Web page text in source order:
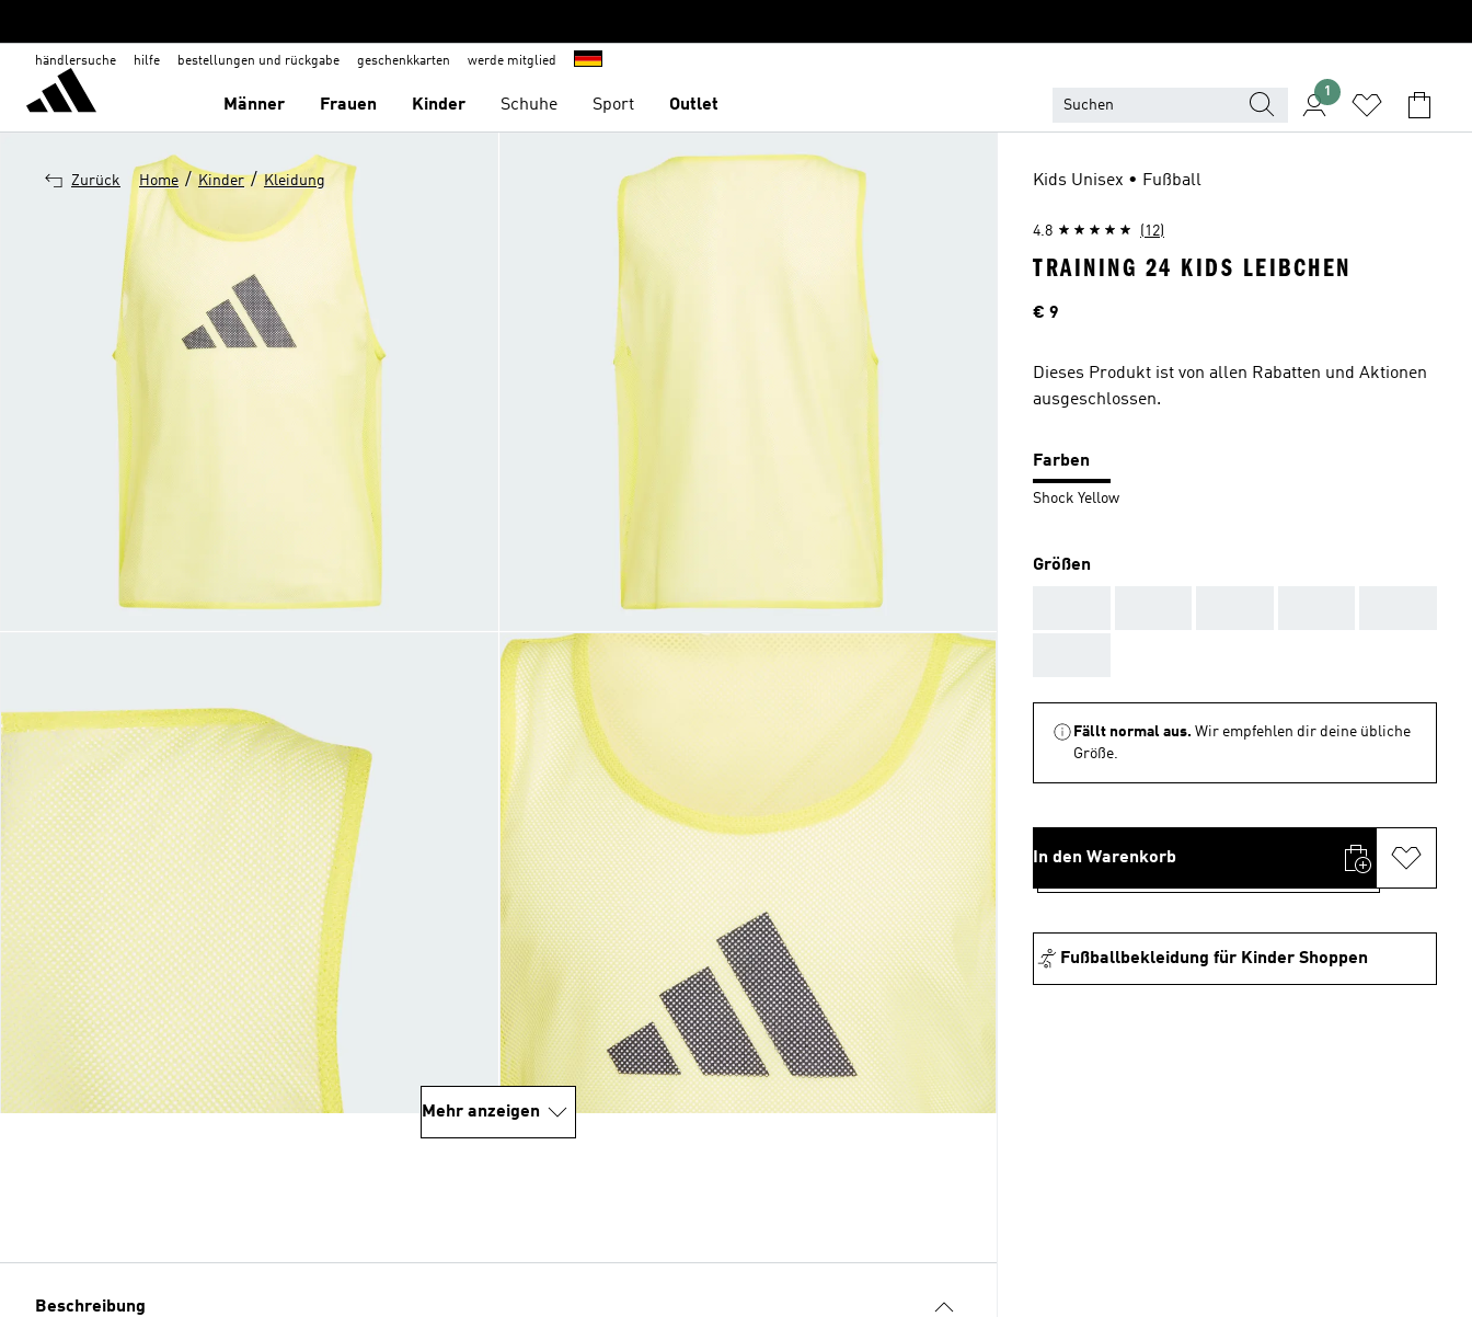
händlersuche hilfe bestellungen und rückgabe geschenkkarten werde mitglied
Männer Frauen Kinder Schuhe Sport Outlet
1
Zurück Home / Kinder / Kleidung
Mehr anzeigen
Beschreibung
Kids Unisex • Fußball
4.8 (12)
TRAINING 24 KIDS LEIBCHEN
Preis
€ 9
Dieses Produkt ist von allen Rabatten und Aktionen
ausgeschlossen.
Farben
Shock Yellow
Größen
Fällt normal aus. Wir empfehlen dir deine übliche
Größe.
In den Warenkorb
Fußballbekleidung für Kinder Shoppen